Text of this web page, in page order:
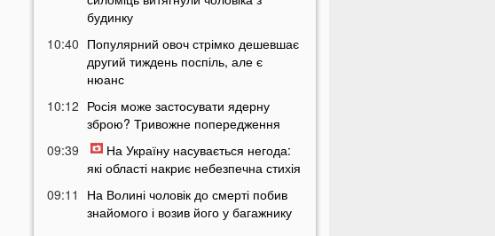
будинку
10:40 Популярний овоч стрімко дешевшає
другий тиждень поспіль, але є
нюанс
10:12 Росія може застосувати ядерну
зброю? Тривожне попередження
09:39
На Україну насувається негода:
які області накриє небезпечна стихія
09:11
На Волині чоловік до смерті побив
знайомого і возив його у багажнику